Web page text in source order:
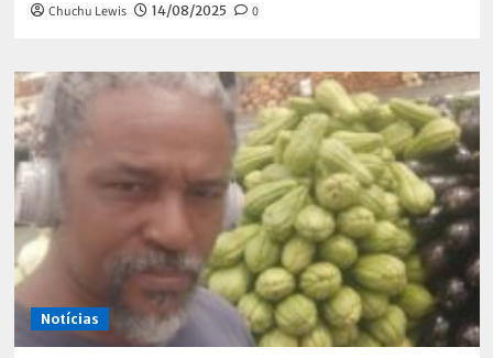
Chuchu Lewis 14/08/2025 0
Notícias